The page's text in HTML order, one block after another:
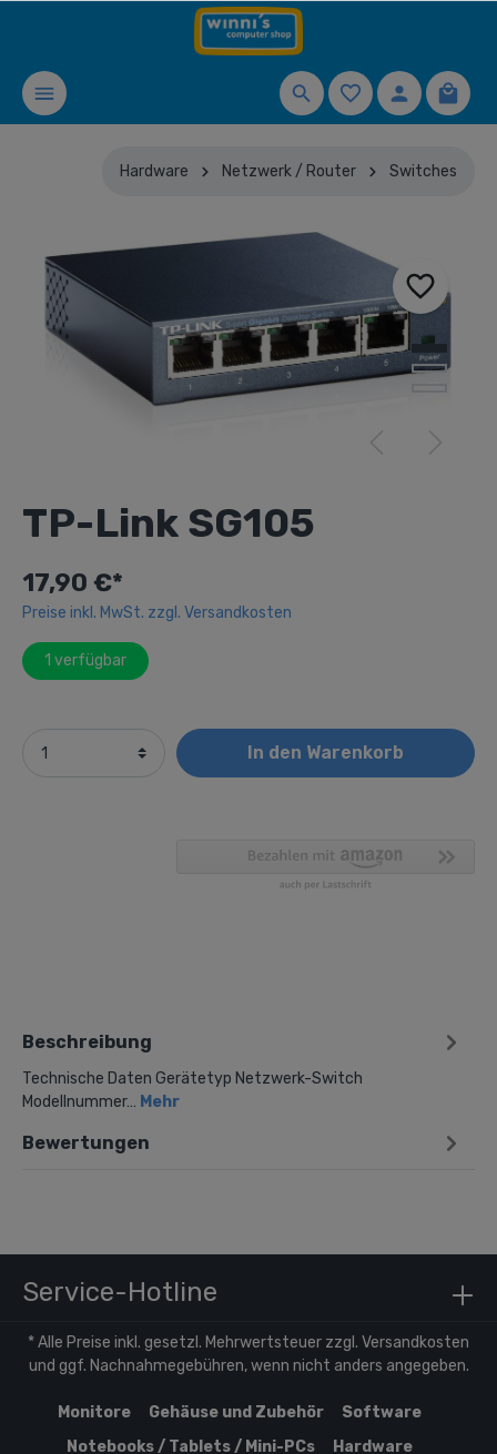
Hardware Netzwerk / Router Switches
TP-Link SG105
17,90 €*
Preise inkl. MwSt. zzgl. Versandkosten
1 verfügbar
In den Warenkorb
Beschreibung
Technische Daten Gerätetyp Netzwerk-Switch
Modellnummer… Mehr
Bewertungen
Service-Hotline
* Alle Preise inkl. gesetzl. Mehrwertsteuer zzgl. Versandkosten
und ggf. Nachnahmegebühren, wenn nicht anders angegeben.
Monitore Gehäuse und Zubehör
Software
Notebooks / Tablets / Mini-PCs
Hardware